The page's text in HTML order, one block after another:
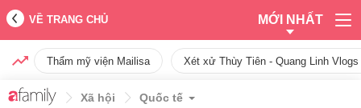
VỀ TRANG CHỦ MỚI NHẤT
Thẩm mỹ viện Mailisa Xét xử Thùy Tiên - Quang Linh
Xã hội Quốc tế